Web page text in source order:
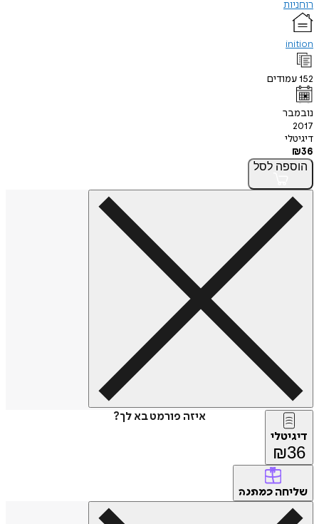
רוחניות
inition
152עמודים
נובמבר
2017
דיגיטלי
₪36
הוספה לסל
איזה פורמט בא לך?
דיגיטלי
₪36
שליחה כמתנה